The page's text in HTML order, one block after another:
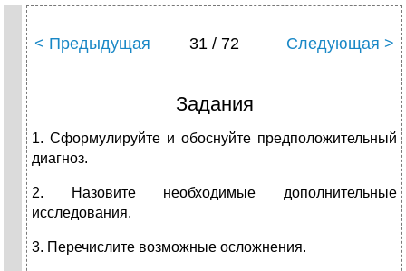
< Предыдущая 31 / 72 Следующая >
Задания
1. Сформулируйте и обоснуйте предположительный
диагноз.
2. Назовите необходимые дополнительные
исследования.
3. Перечислите возможные осложнения.